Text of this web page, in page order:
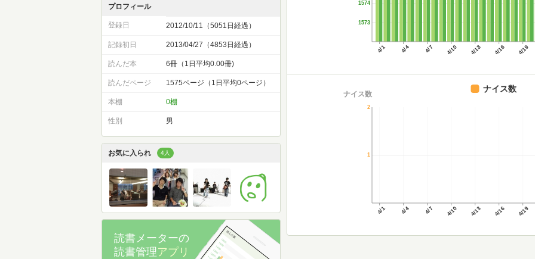
4/1 4/4 4/7 4/10 4/13 4/16 4/19
1573
1574
4/1 4/4 4/7 4/10 4/13 4/16 4/19
1
2
ナイス数
ナイス数
プロフィール
登録日 2012/10/11（5051日経過）
記録初日 2013/04/27（4853日経過）
読んだ本 6冊（1日平均0.00冊)
読んだページ 1575ページ（1日平均0ページ）
本棚 0棚
性別 男
お気に入られ 4人
読書メーターの
読書管理アプリ